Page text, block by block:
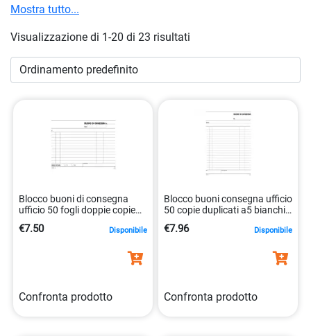
movimentazione delle merci, migliorare l’efficienza del tuo
nostra modulistica, potrai ottimizzare la gestione delle
scorte, semplificare il monitoraggio delle spedizioni e
migliorare la visibilità sull’intera catena di
flusso di lavoro logistico e ottimizzare la movimentazione
delle merci nella tua attività. Esplora la nostra vasta
gamma di
moduli magazzino e trasporto
scopri come la nostra modulistica può facilitare la gestione
Mostra tutto...
Visualizzazione di 1-20 di 23 risultati
Blocco buoni di consegna
ufficio 50 fogli doppie copie
€7.50 Disponibile
Confronta prodotto
Blocco buoni consegna ufficio
50 copie duplicati a5 bianchi
€7.96 Disponibile
Confronta prodotto